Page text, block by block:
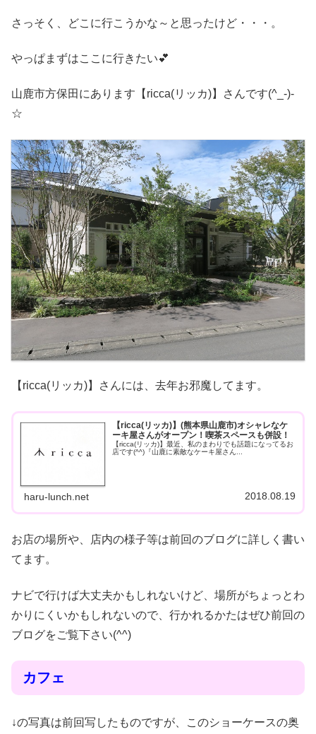
さっそく、どこに行こうかな～と思ったけど・・・。
やっぱまずはここに行きたい💕
山鹿市方保田にあります【ricca(リッカ)】さんです(^_-)-
☆
【ricca(リッカ)】さんには、去年お邪魔してます。
【ricca(リッカ)】(熊本県山鹿市)オシャレなケ
ーキ屋さんがオープン！喫茶スペースも併設！
【ricca(リッカ)】最近、私のまわりでも話題になってるお
店です(^^)『山鹿に素敵なケーキ屋さん...
haru-lunch.net 2018.08.19
お店の場所や、店内の様子等は前回のブログに詳しく書い
てます。
ナビで行けば大丈夫かもしれないけど、場所がちょっとわ
かりにくいかもしれないので、行かれるかたはぜひ前回の
ブログをご覧下さい(^^)
カフェ
↓の写真は前回写したものですが、このショーケースの奥